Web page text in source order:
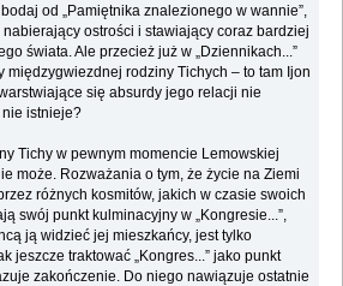
od „Pamiętnika znalezionego w wannie”,
ostrości i stawiający coraz bardziej
świata. Ale przecież już w „Dziennikach...”
międzygwiezdnej rodziny Tichych – to tam Ijon
się absurdy jego relacji nie
nie istnieje?
Tichy w pewnym momencie Lemowskiej
może. Rozważania o tym, że życie na Ziemi
różnych kosmitów, jakich w czasie swoich
swój punkt kulminacyjny w „Kongresie...”,
ją widzieć jej mieszkańcy, jest tylko
jeszcze traktować „Kongres...” jako punkt
zakończenie. Do niego nawiązuje ostatnie